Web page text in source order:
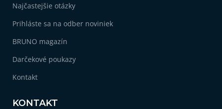
Najčastejšie otázky
Prihláste sa na odber noviniek
BRUNO magazín
Darčekové poukazy
Kontakt
KONTAKT